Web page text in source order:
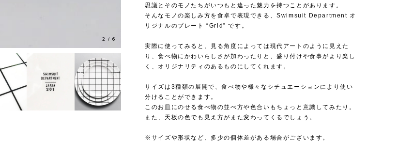
2 /6
思議とそのモノたちがいつもと違った魅力を持つことがあります。
そんなモノの楽しみ方を食卓で表現できる、Swimsuit Department オ
リジナルのプレート “Grid” です。
実際に使ってみると、見る角度によっては現代アートのように見えた
り、食べ物にかわいらしさが加わったりと、盛り付けや食事がより楽し
く、オリジナリティのあるものにしてくれます。
サイズは3種類の展開で、食べ物や様々なシチュエーションにより使い
分けることができます。
このお皿にのせる食べ物の並べ方や色合いもちょっと意識してみたり。
また、天板の色でも見え方がまた変わってくるでしょう。
※サイズや形状など、多少の個体差がある場合がございます。